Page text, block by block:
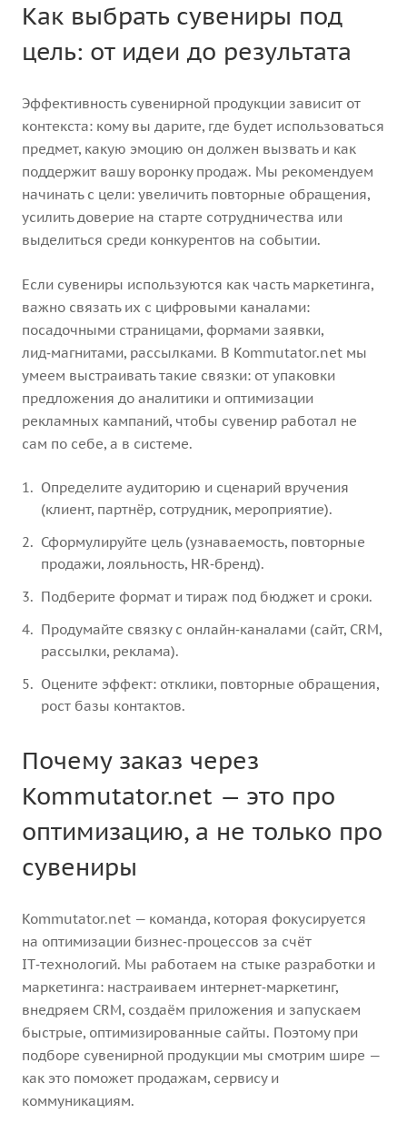
Как выбрать сувениры под
цель: от идеи до результата
Эффективность сувенирной продукции зависит от
контекста: кому вы дарите, где будет использоваться
предмет, какую эмоцию он должен вызвать и как
поддержит вашу воронку продаж. Мы рекомендуем
начинать с цели: увеличить повторные обращения,
усилить доверие на старте сотрудничества или
выделиться среди конкурентов на событии.
Если сувениры используются как часть маркетинга,
важно связать их с цифровыми каналами:
посадочными страницами, формами заявки,
лид‑магнитами, рассылками. В Kommutator.net мы
умеем выстраивать такие связки: от упаковки
предложения до аналитики и оптимизации
рекламных кампаний, чтобы сувенир работал не
сам по себе, а в системе.
Определите аудиторию и сценарий вручения
(клиент, партнёр, сотрудник, мероприятие).
Сформулируйте цель (узнаваемость, повторные
продажи, лояльность, HR‑бренд).
Подберите формат и тираж под бюджет и сроки.
Продумайте связку с онлайн‑каналами (сайт, CRM,
рассылки, реклама).
Оцените эффект: отклики, повторные обращения,
рост базы контактов.
Почему заказ через
Kommutator.net — это про
оптимизацию, а не только про
сувениры
Kommutator.net — команда, которая фокусируется
на оптимизации бизнес‑процессов за счёт
IT‑технологий. Мы работаем на стыке разработки и
маркетинга: настраиваем интернет‑маркетинг,
внедряем CRM, создаём приложения и запускаем
быстрые, оптимизированные сайты. Поэтому при
подборе сувенирной продукции мы смотрим шире —
как это поможет продажам, сервису и
коммуникациям.